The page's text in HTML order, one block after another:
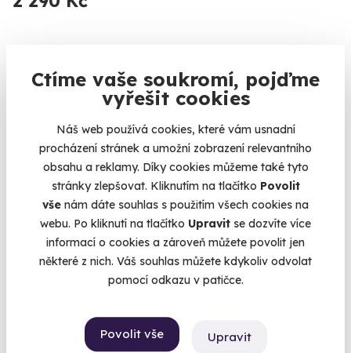
Ctíme vaše soukromí, pojďme
vyřešit cookies
Náš web používá cookies, které vám usnadní
procházení stránek a umožní zobrazení relevantního
obsahu a reklamy. Díky cookies můžeme také tyto
stránky zlepšovat. Kliknutím na tlačítko Povolit
vše nám dáte souhlas s použitím všech cookies na
webu. Po kliknutí na tlačítko Upravit se dozvíte více
informací o cookies a zároveň můžete povolit jen
některé z nich. Váš souhlas můžete kdykoliv odvolat
pomocí odkazu v patičce.
Povolit vše Upravit
9.5
Královská aromatická masáž
Zažijte starobylou léčebnou metodu využívající přírodní sílu
(+ 10 dalších lokalit)